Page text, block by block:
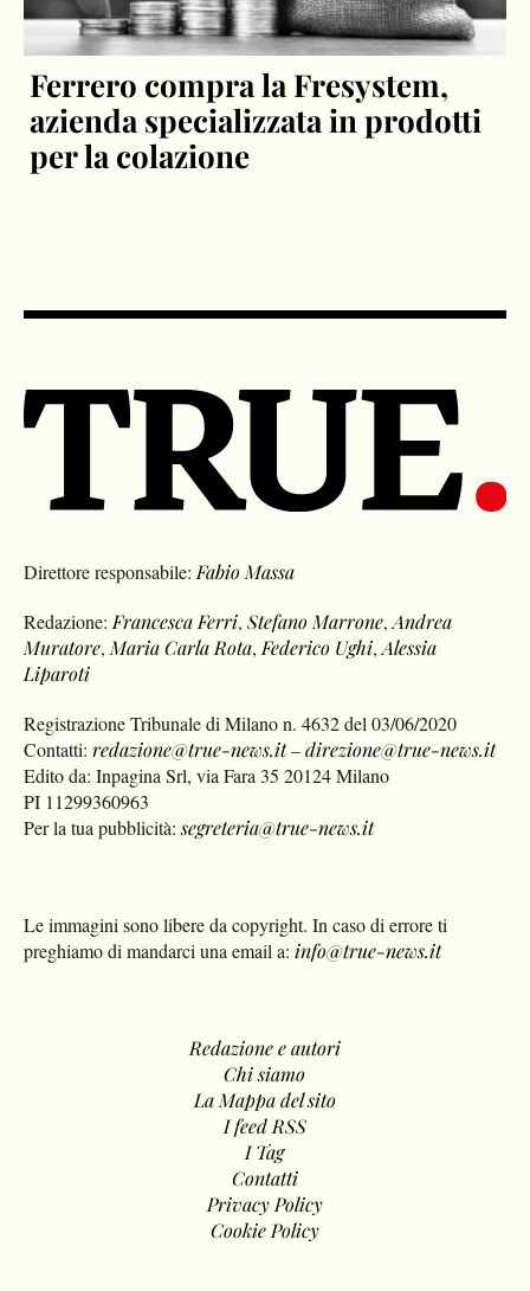
Ferrero compra la Fresystem,
azienda specializzata in prodotti
per la colazione
Direttore responsabile: Fabio Massa
Redazione: Francesca Ferri,Stefano Marrone,Andrea
Muratore, Maria Carla Rota, Federico Ughi,Alessia
Liparoti
Registrazione Tribunale di Milano n. 4632 del 03/06/2020
Contatti:redazione@true-news.it–direzione@true-news.it
Edito da: Inpagina Srl, via Fara 35 20124 Milano
PI 11299360963
Per la tua pubblicità:segreteria@true-news.it
Le immagini sono libere da copyright. In caso di errore ti
preghiamo di mandarci una email a: info@true-news.it
Redazione e autori
Chi siamo
La Mappa del sito
I feed RSS
I Tag
Contatti
Privacy Policy
Cookie Policy